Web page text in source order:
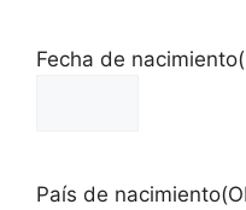
Fecha de nacimiento
País de nacimiento